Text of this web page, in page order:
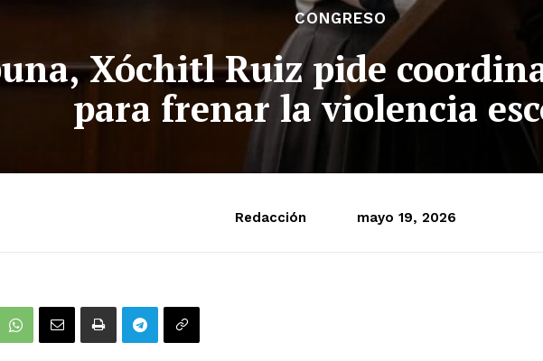
CONGRESO
Xóchitl Ruiz pide
para frenar la violencia
Redacción mayo 19, 2026